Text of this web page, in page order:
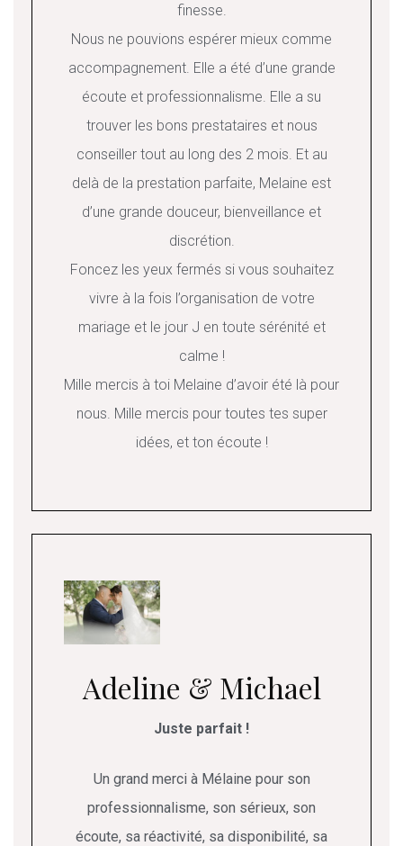
finesse.
Nous ne pouvions espérer mieux comme
accompagnement. Elle a été d’une grande
écoute et professionnalisme. Elle a su
trouver les bons prestataires et nous
conseiller tout au long des 2 mois. Et au
delà de la prestation parfaite, Melaine est
d’une grande douceur, bienveillance et
discrétion.
Foncez les yeux fermés si vous souhaitez
vivre à la fois l’organisation de votre
mariage et le jour J en toute sérénité et
calme !
Mille mercis à toi Melaine d’avoir été là pour
nous. Mille mercis pour toutes tes super
idées, et ton écoute !
Adeline & Michael
Juste parfait !
Un grand merci à Mélaine pour son
professionnalisme, son sérieux, son
écoute, sa réactivité, sa disponibilité, sa